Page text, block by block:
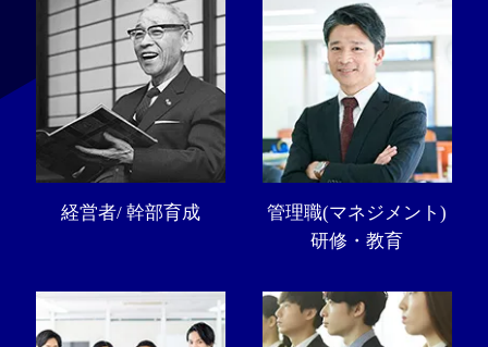
経営者/ 幹部育成
管理職(マネジメント)
研修・教育